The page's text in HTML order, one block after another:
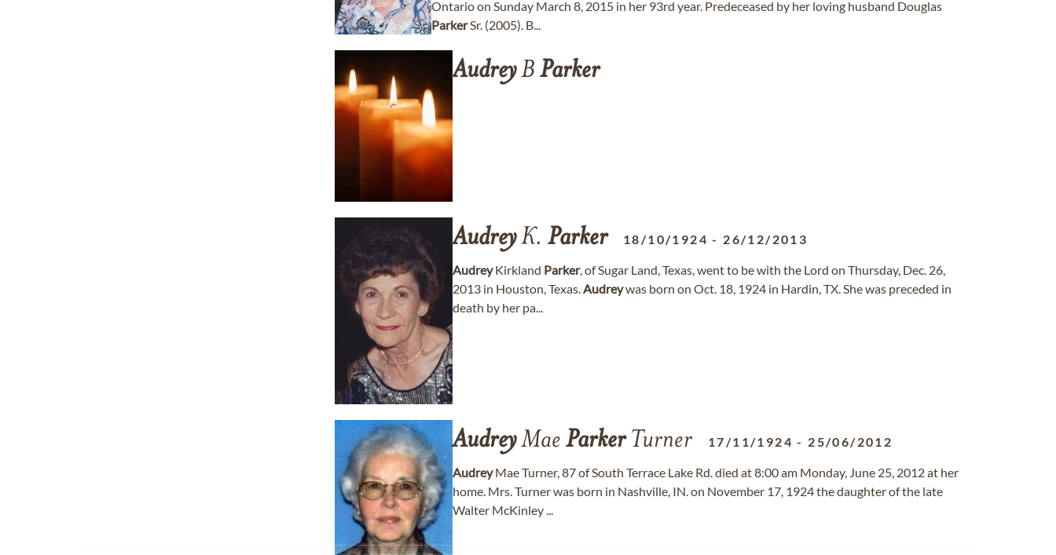
Ontario on Sunday March 8, 2015 in her 93rd year. Predeceased by her loving husband Douglas
ParkerSr. (2005). B...
AudreyB Parker
AudreyK. Parker 18/10/1924 - 26/12/2013
AudreyKirkland Parker, of Sugar Land, Texas, went to be with the Lord on Thursday, Dec. 26,
2013 in Houston, Texas.Audreywas born on Oct. 18, 1924 in Hardin, TX. She was preceded in
death by her pa...
AudreyMae ParkerTurner 17/11/1924 - 25/06/2012
AudreyMae Turner, 87 of South Terrace Lake Rd. died at 8:00 am Monday, June 25, 2012 at her
home. Mrs. Turner was born in Nashville, IN. on November 17, 1924 the daughter of the late
Walter McKinley ...